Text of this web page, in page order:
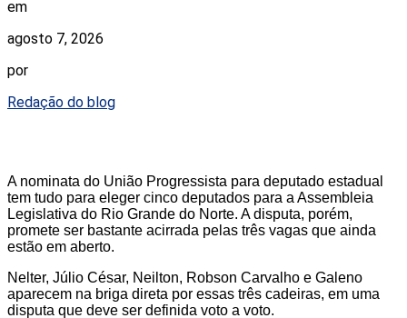
em
agosto 7, 2026
por
Redação do blog
A nominata do União Progressista para deputado estadual
tem tudo para eleger cinco deputados para a Assembleia
Legislativa do Rio Grande do Norte. A disputa, porém,
promete ser bastante acirrada pelas três vagas que ainda
estão em aberto.
Nelter, Júlio César, Neilton, Robson Carvalho e Galeno
aparecem na briga direta por essas três cadeiras, em uma
disputa que deve ser definida voto a voto.